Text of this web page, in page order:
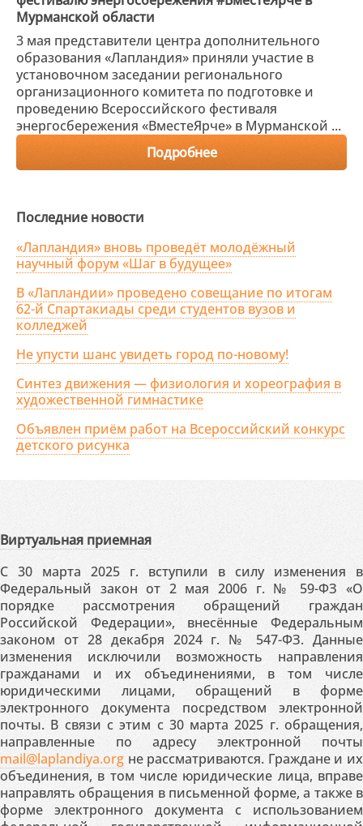
Мурманской области
3 мая представители центра дополнительного
образования «Лапландия» приняли участие в
установочном заседании регионального
организационного комитета по подготовке и
проведению Всероссийского фестиваля
энергосбережения «ВместеЯрче» в Мурманской ...
Подробнее
Последние новости
«Лапландия» вновь проведёт молодёжный
научный форум «Шаг в будущее»
В «Лапландии» проведено совещание по итогам
62-й Спартакиады среди студентов вузов и
колледжей
Не упусти шанс увидеть город по-новому!
Синтез движения — физиология и хореография в
художественной гимнастике
Объявлен приём работ на Всероссийский конкурс
детского рисунка
Виртуальная приемная
С 30 марта 2025 г. вступили в силу изменения в
Федеральный закон от 2 мая 2006 г. № 59-ФЗ «О
порядке рассмотрения обращений граждан
Российской Федерации», внесённые Федеральным
законом от 28 декабря 2024 г. № 547-ФЗ. Данные
изменения исключили возможность направления
гражданами и их объединениями, в том числе
юридическими лицами, обращений в форме
электронного документа посредством электронной
почты. В связи с этим с 30 марта 2025 г. обращения,
направленные по адресу электронной почты
mail@laplandiya.org не рассматриваются. Граждане и их
объединения, в том числе юридические лица, вправе
направлять обращения в письменной форме, а также в
форме электронного документа с использованием